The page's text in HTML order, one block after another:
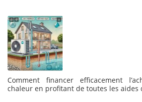
Comment financer efficacement
chaleur en profitant de toutes les aides